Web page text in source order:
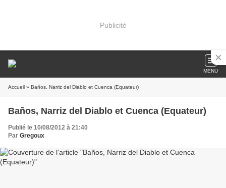
Publicité
MENU
Accueil » Baños, Narriz del Diablo et Cuenca (Equateur)
Baños, Narriz del Diablo et Cuenca (Equateur)
Publié le 10/08/2012 à 21:40
Par Gregoux